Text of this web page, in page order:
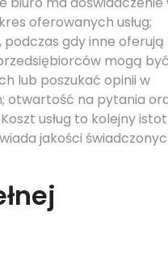
oferowanych usług;
gdy inne oferują
mogą być
lub poszukać opinii w
otwartość na pytania
usług to kolejny
jakości